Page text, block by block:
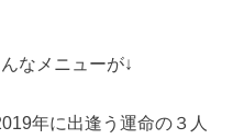
なメニューが↓
年に出逢う運命の３人